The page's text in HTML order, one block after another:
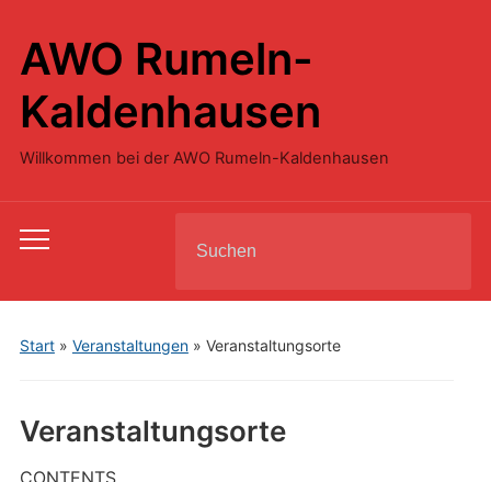
AWO Rumeln-
Kaldenhausen
Willkommen bei der AWO Rumeln-Kaldenhausen
Toggle
menu
for:
Start» Veranstaltungen» Veranstaltungsorte
Veranstaltungsorte
CONTENTS